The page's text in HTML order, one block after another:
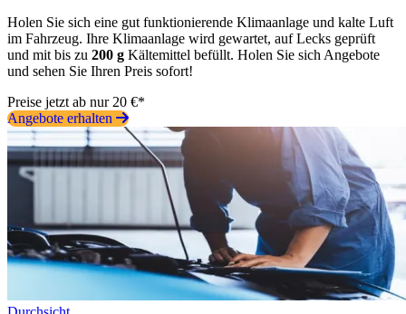
Holen Sie sich eine gut funktionierende Klimaanlage und kalte Luft
im Fahrzeug. Ihre Klimaanlage wird gewartet, auf Lecks geprüft
und mit bis zu 200 g Kältemittel befüllt. Holen Sie sich Angebote
und sehen Sie Ihren Preis sofort!
Preise jetzt ab nur 20 €*
Angebote erhalten